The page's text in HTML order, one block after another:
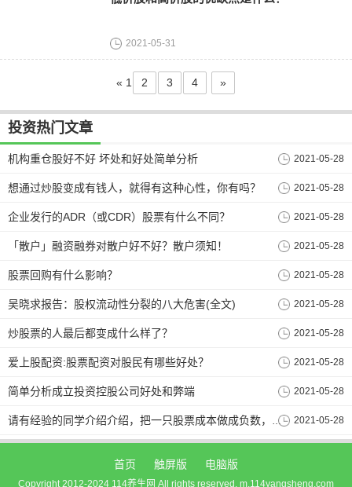
2021-05-31
« 1 2 3 4 »
投资热门文章
机构重仓股好不好 坏处和好处简单分析 2021-05-28
想通过炒股变成有钱人，就得有这种心性，你有吗？ 2021-05-28
企业发行的ADR（或CDR）股票有什么不同？ 2021-05-28
「散户」融资融券对散户好不好？散户须知！ 2021-05-28
股票回购有什么影响？ 2021-05-28
吴晓求报告：股权流动性分裂的八大危害(全文) 2021-05-28
炒股票的人最后都变成什么样了？ 2021-05-28
爱上股配资:股票配资对股民有哪些好处？ 2021-05-28
简单分析成立投资控股公司好处和弊端 2021-05-28
请有经验的同学介绍介绍，把一只股票成本做成负数，然后长久拿着的好处和坏处？ 2021-05-28
首页 触屏版 电脑版
Copyright 2012-2024 114养生网 All rights reserved. m.114yangsheng.com